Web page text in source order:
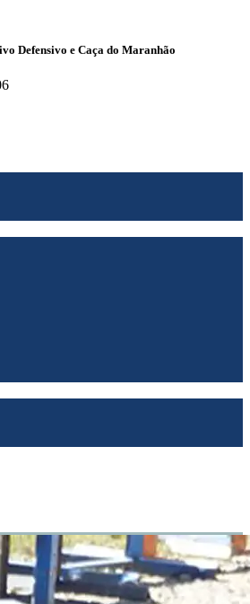
Defensivo e Caça do Maranhão